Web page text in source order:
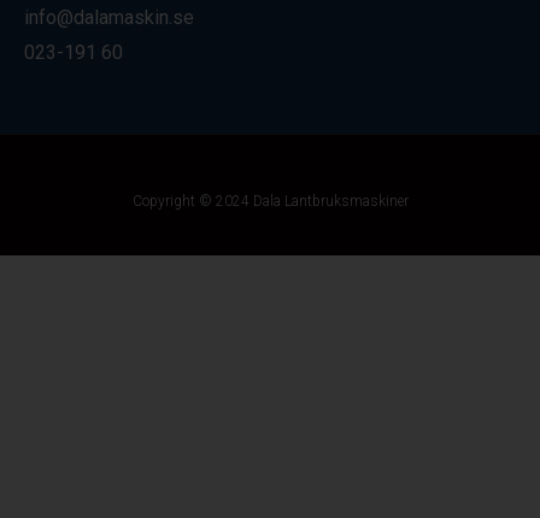
info@dalamaskin.se
023-191 60
Copyright © 2024 Dala Lantbruksmaskiner